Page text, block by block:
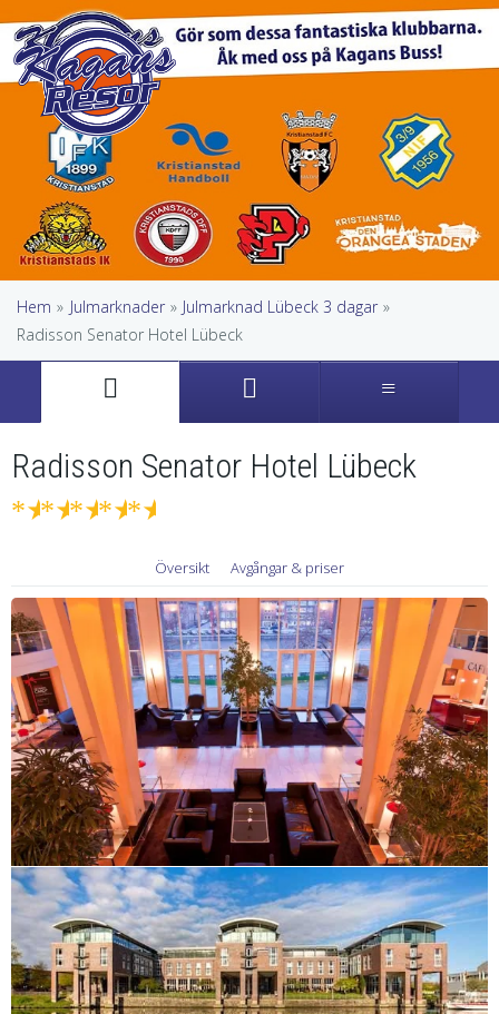
Hem » Julmarknader » Julmarknad Lübeck 3 dagar »
Radisson Senator Hotel Lübeck
Radisson Senator Hotel Lübeck
★★★★★
Översikt Avgångar & priser